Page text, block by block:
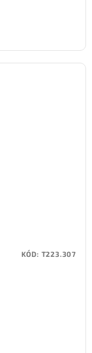
KÓD: T223.307